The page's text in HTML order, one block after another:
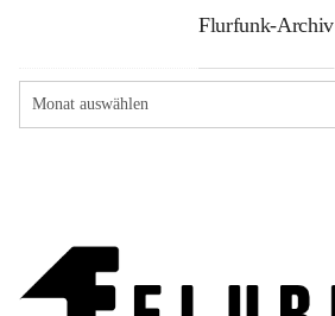
Flurfunk-Archiv